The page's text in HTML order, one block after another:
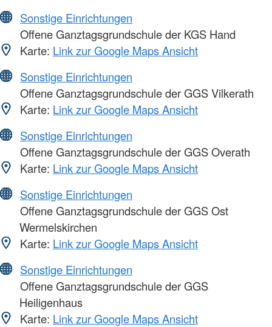
Sonstige Einrichtungen
Offene Ganztagsgrundschule der KGS Hand
Karte: Link zur Google Maps Ansicht
Sonstige Einrichtungen
Offene Ganztagsgrundschule der GGS Vilkerath
Karte: Link zur Google Maps Ansicht
Sonstige Einrichtungen
Offene Ganztagsgrundschule der GGS Overath
Karte: Link zur Google Maps Ansicht
Sonstige Einrichtungen
Offene Ganztagsgrundschule der GGS Ost
Wermelskirchen
Karte: Link zur Google Maps Ansicht
Sonstige Einrichtungen
Offene Ganztagsgrundschule der GGS
Heiligenhaus
Karte: Link zur Google Maps Ansicht